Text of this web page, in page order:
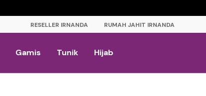
RESELLER IRNANDA RUMAH JAHIT IRNANDA
Gamis Tunik Hijab